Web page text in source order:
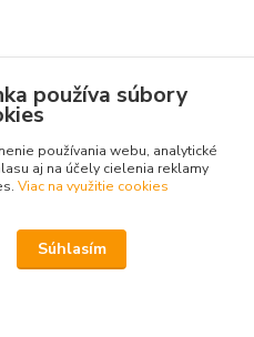
používa súbory
používania webu, analytické
aj na účely cielenia reklamy
Viac na využitie cookies
Súhlasím